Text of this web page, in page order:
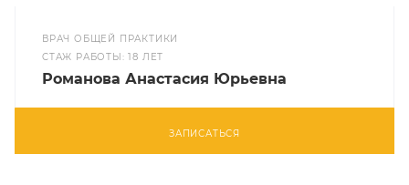
ВРАЧ ОБЩЕЙ ПРАКТИКИ
CТАЖ РАБОТЫ: 18 ЛЕТ
Романова Анастасия Юрьевна
ЗАПИСАТЬСЯ